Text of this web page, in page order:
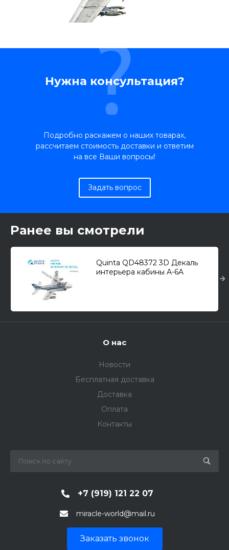
Нужна консультация?
Подробно раскажем о наших товарах,
рассчитаем стоимость доставки и ответим
на все Ваши вопросы!
Задать вопрос
Ранее вы смотрели
Quinta QD48372 3D Декаль
интерьера кабины A-6A
О нас
Новости
Бесплатная доставка
Доставка
Оплата
Контакты
+7 (919) 121 22 07
miracle-world@mail.ru
Заказать звонок